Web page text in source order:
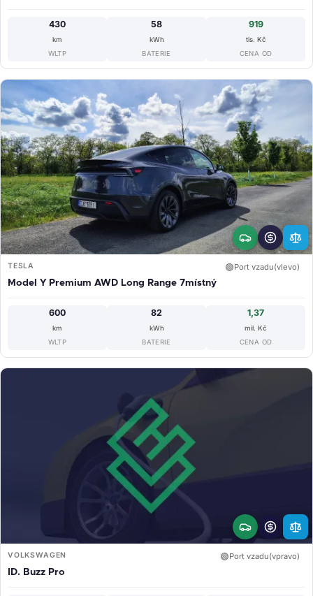
430
km
WLTP
58
kWh
BATERIE
919
tis. Kč
CENA OD
TESLA 🟢Port vzadu(vlevo)
Model Y Premium AWD Long Range 7místný
600
km
WLTP
82
kWh
BATERIE
1,37
mil. Kč
CENA OD
VOLKSWAGEN 🟢Port vzadu(vpravo)
ID. Buzz Pro